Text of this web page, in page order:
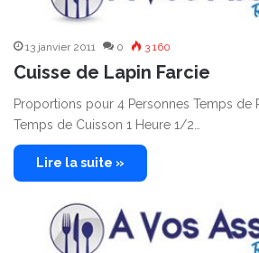
13 janvier 2011 0 3 160
Cuisse de Lapin Farcie
Proportions pour 4 Personnes Temps de
Temps de Cuisson 1 Heure 1/2…
Lire la suite »